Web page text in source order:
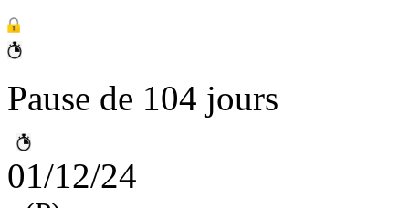
Pause de 104 jours
01/12/24